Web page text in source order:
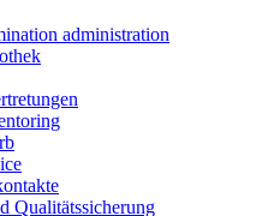
administration
Qualitätssicherung